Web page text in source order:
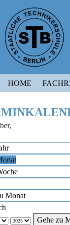
HOME
Monat
Gehe zu